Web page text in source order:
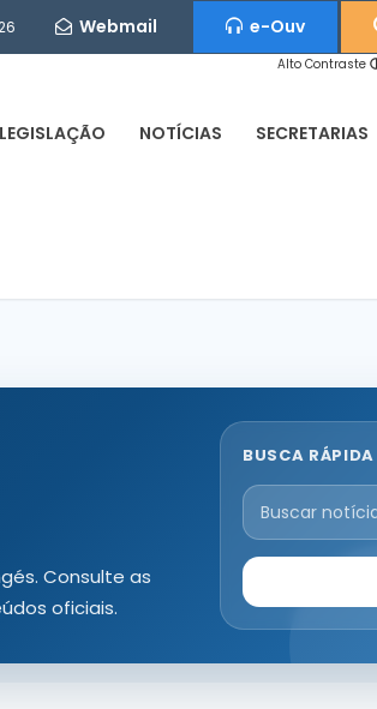
Webmail e-Ouv
Alto Contraste
LEGISLAÇÃO NOTÍCIAS SECRETARIAS
Consulte as
oficiais.
BUSCA RÁPIDA